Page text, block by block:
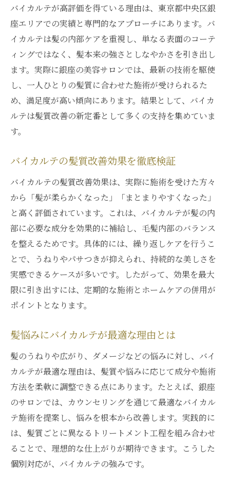
バイカルテが高評価を得ている理由は、東京都中央区銀
座エリアでの実績と専門的なアプローチにあります。バ
イカルテは髪の内部ケアを重視し、単なる表面のコーテ
ィングではなく、髪本来の強さとしなやかさを引き出し
ます。実際に銀座の美容サロンでは、最新の技術を駆使
し、一人ひとりの髪質に合わせた施術が受けられるた
め、満足度が高い傾向にあります。結果として、バイカ
ルテは髪質改善の新定番として多くの支持を集めていま
す。
バイカルテの髪質改善効果を徹底検証
バイカルテの髪質改善効果は、実際に施術を受けた方々
から「髪が柔らかくなった」「まとまりやすくなった」
と高く評価されています。これは、バイカルテが髪の内
部に必要な成分を効果的に補給し、毛髪内部のバランス
を整えるためです。具体的には、繰り返しケアを行うこ
とで、うねりやパサつきが抑えられ、持続的な美しさを
実感できるケースが多いです。したがって、効果を最大
限に引き出すには、定期的な施術とホームケアの併用が
ポイントとなります。
髪悩みにバイカルテが最適な理由とは
髪のうねりや広がり、ダメージなどの悩みに対し、バイ
カルテが最適な理由は、髪質や悩みに応じて成分や施術
方法を柔軟に調整できる点にあります。たとえば、銀座
のサロンでは、カウンセリングを通じて最適なバイカル
テ施術を提案し、悩みを根本から改善します。実践的に
は、髪質ごとに異なるトリートメント工程を組み合わせ
ることで、理想的な仕上がりが期待できます。こうした
個別対応が、バイカルテの強みです。